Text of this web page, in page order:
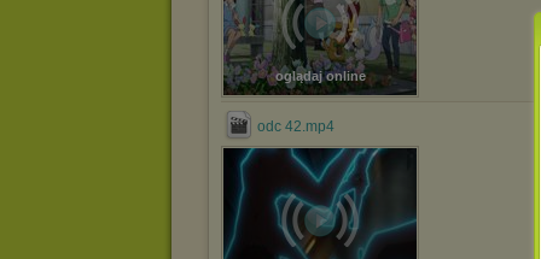
oglądaj online
odc 42.mp4